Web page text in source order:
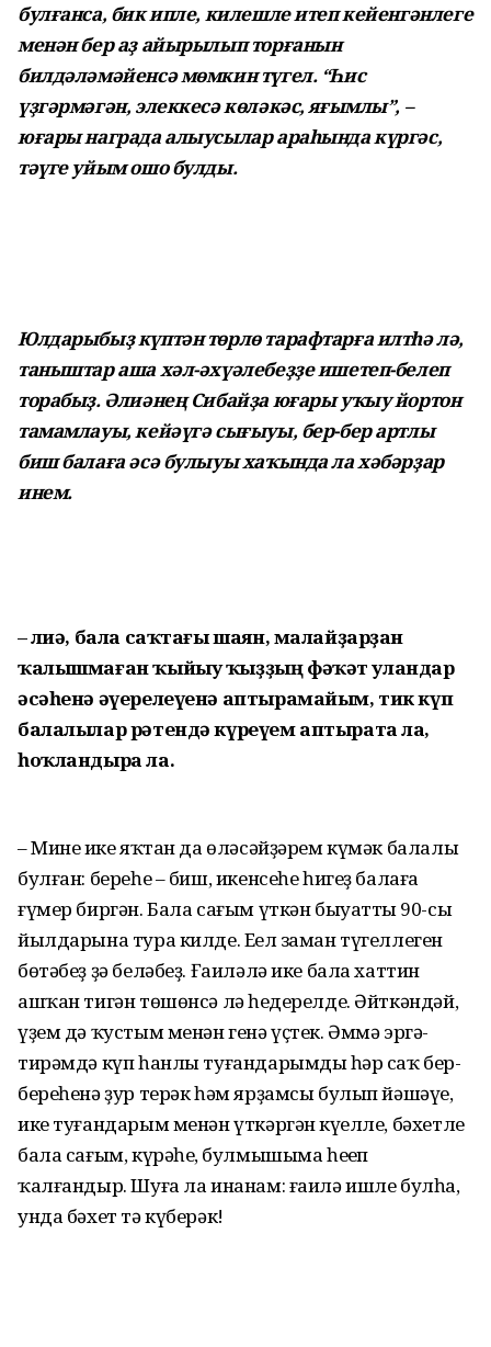
булғанса, бик ипле, килешле итеп кейенгәнлеге
менән бер аҙ айырылып торғанын
билдәләмәйенсә мөмкин түгел. “Һис
үҙгәрмәгән, элеккесә көләкәс, яғымлы”, –
юғары награда алыусылар араһында күргәс,
тәүге уйым ошо булды.
Юлдарыбыҙ күптән төрлө тарафтарға илтһә лә,
таныштар аша хәл-әхүәлебеҙҙе ишетеп-белеп
торабыҙ. Әлиәнең Сибайҙа юғары уҡыу йортон
тамамлауы, кейәүгә сығыуы, бер-бер артлы
биш балаға әсә булыуы хаҡында ла хәбәрҙар
инем.
– Әлиә, бала саҡтағы шаян, малайҙарҙан
ҡалышмаған ҡыйыу ҡыҙҙың фәҡәт уландар
әсәһенә әүерелеүенә аптырамайым, тик күп
балалылар рәтендә күреүем аптырата ла,
һоҡландыра ла.
– Минең ике яҡтан да өләсәй­ҙәрем күмәк балалы
булған: береһе – биш, икенсеһе һигеҙ балаға
ғүмер биргән. Бала сағым үткән быуаттың 90-сы
йылдарына тура килде. Еңел заман түгеллеген
бөтәбеҙ ҙә беләбеҙ. Ғаиләлә ике бала хаттин
ашҡан тигән төшөнсә лә һеңдерелде. Әйткәндәй,
үҙем дә ҡустым менән генә үҫтек. Әммә эргә-
тирәмдә күп һанлы туған­дарымдың һәр саҡ бер-
береһенә ҙур терәк һәм ярҙамсы булып йәшәүе,
ике туғандарым менән үткәргән күңелле, бәхетле
бала сағым, күрәһең, булмышыма һеңеп
ҡалғандыр. Шуға ла инанам: ғаилә ишле булһа,
унда бәхет тә күберәк!